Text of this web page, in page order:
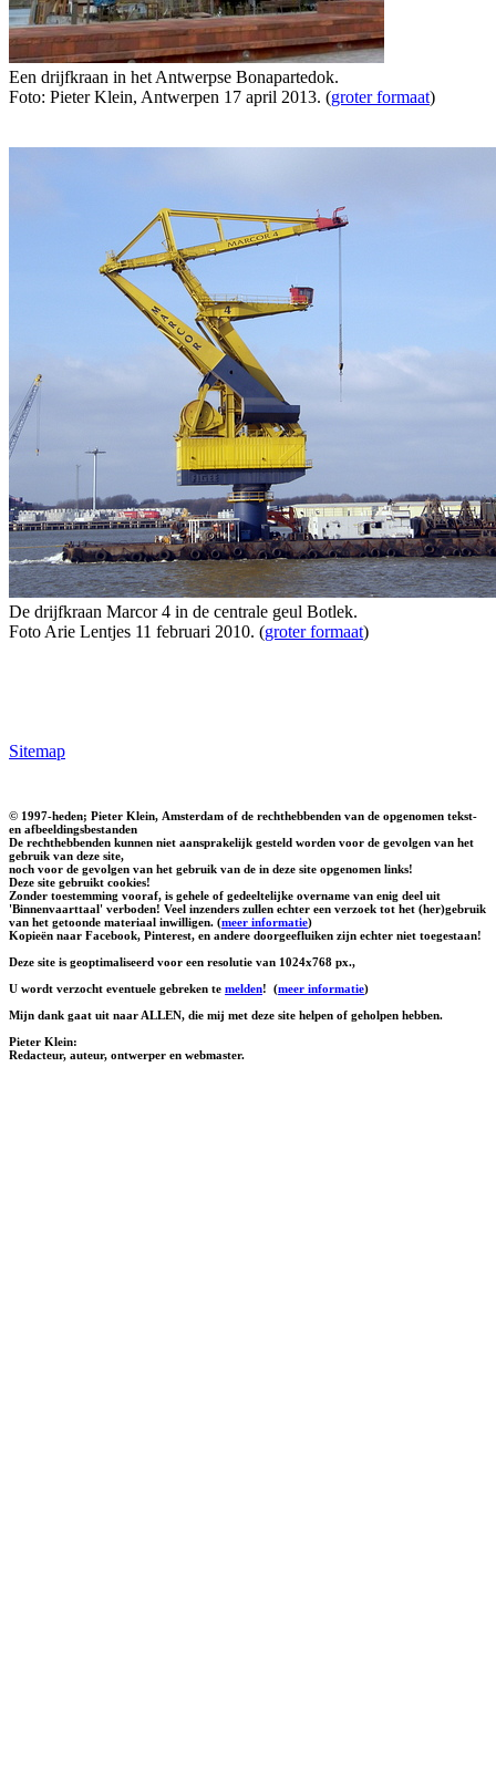
Een drijfkraan in het Antwerpse Bonapartedok.
Foto: Pieter Klein, Antwerpen 17 april 2013. (groter formaat)
De drijfkraan Marcor 4 in de centrale geul Botlek.
Foto Arie Lentjes 11 februari 2010. (groter formaat)
Sitemap
© 1997-heden; Pieter Klein, Amsterdam of de rechthebbenden van de opgenomen tekst-
en afbeeldingsbestanden
De rechthebbenden kunnen niet aansprakelijk gesteld worden voor de gevolgen van het
gebruik van deze site,
noch voor de gevolgen van het gebruik van de in deze site opgenomen links!
Deze site gebruikt cookies!
Zonder toestemming vooraf, is gehele of gedeeltelijke overname van enig deel uit
'Binnenvaarttaal' verboden! Veel inzenders zullen echter een verzoek tot het (her)gebruik
van het getoonde materiaal inwilligen. (meer informatie)
Kopieën naar Facebook, Pinterest, en andere doorgeefluiken zijn echter niet toegestaan!
Deze site is geoptimaliseerd voor een resolutie van 1024x768 px.,
U wordt verzocht eventuele gebreken te melden! (meer informatie)
Mijn dank gaat uit naar ALLEN, die mij met deze site helpen of geholpen hebben.
Pieter Klein:
Redacteur, auteur, ontwerper en webmaster.